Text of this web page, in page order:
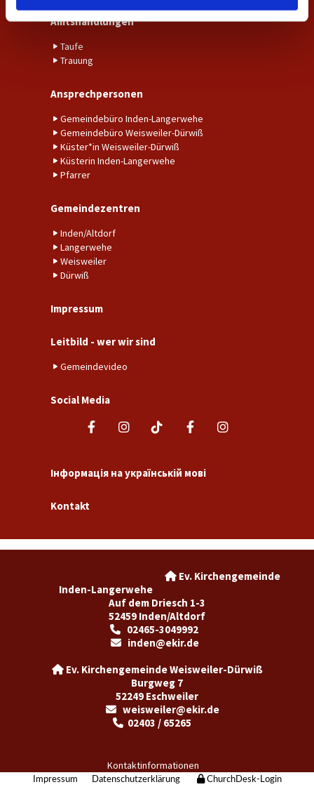
Amtshandlungen
Taufe
Trauung
Ansprechpersonen
Gemeindebüro Inden-Langerwehe
Gemeindebüro Weisweiler-Dürwiß
Küster*in Weisweiler-Dürwiß
Küsterin Inden-Langerwehe
Pfarrer
Gemeindezentren
Inden/Altdorf
Langerwehe
Weisweiler
Dürwiß
Impressum
Leitbild - wer wir sind
Gemeindevideo
Social Media
Інформація на українській мові
Kontakt
Ev. Kirchengemeinde
Inden-Langerwehe
Auf dem Driesch 1-3
52459 Inden/Altdorf
02465-3049992
 inden@ekir.de
Ev. Kirchengemeinde Weisweiler-Dürwiß
Burgweg 7
52249 Eschweiler
weisweiler@ekir.de
02403 / 65265
Kontaktinformationen
Impressum Datenschutzerklärung ChurchDesk-Login